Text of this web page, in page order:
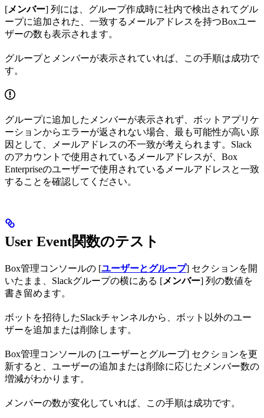
[メンバー] 列には、グループ作成時に社内で検出されてグル
ープに追加された、一致するメールアドレスを持つBoxユー
ザーの数も表示されます。
グループとメンバーが表示されていれば、この手順は成功で
す。
グループに追加したメンバーが表示されず、ボットアプリケ
ーションからエラーが返されない場合、最も可能性が高い原
因として、メールアドレスの不一致が考えられます。Slack
のアカウントで使用されているメールアドレスが、Box
Enterpriseのユーザーで使用されているメールアドレスと一致
することを確認してください。
User Event関数のテスト
Box管理コンソールの [ユーザーとグループ] セクションを開
いたまま、Slackグループの横にある [メンバー] 列の数値を
書き留めます。
ボットを招待したSlackチャンネルから、ボット以外のユー
ザーを追加または削除します。
Box管理コンソールの [ユーザーとグループ] セクションを更
新すると、ユーザーの追加または削除に応じたメンバー数の
増減がわかります。
メンバーの数が変化していれば、この手順は成功です。